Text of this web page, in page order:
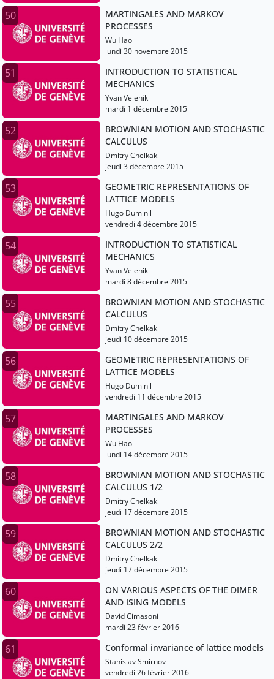
50
MARTINGALES AND MARKOV
PROCESSES
Wu Hao
lundi 30 novembre 2015
51
INTRODUCTION TO STATISTICAL
MECHANICS
Yvan Velenik
mardi 1 décembre 2015
52
BROWNIAN MOTION AND STOCHASTIC
CALCULUS
Dmitry Chelkak
jeudi 3 décembre 2015
53
GEOMETRIC REPRESENTATIONS OF
LATTICE MODELS
Hugo Duminil
vendredi 4 décembre 2015
54
INTRODUCTION TO STATISTICAL
MECHANICS
Yvan Velenik
mardi 8 décembre 2015
55
BROWNIAN MOTION AND STOCHASTIC
CALCULUS
Dmitry Chelkak
jeudi 10 décembre 2015
56
GEOMETRIC REPRESENTATIONS OF
LATTICE MODELS
Hugo Duminil
vendredi 11 décembre 2015
57
MARTINGALES AND MARKOV
PROCESSES
Wu Hao
lundi 14 décembre 2015
58
BROWNIAN MOTION AND STOCHASTIC
CALCULUS 1/2
Dmitry Chelkak
jeudi 17 décembre 2015
59
BROWNIAN MOTION AND STOCHASTIC
CALCULUS 2/2
Dmitry Chelkak
jeudi 17 décembre 2015
60
ON VARIOUS ASPECTS OF THE DIMER
AND ISING MODELS
David Cimasoni
mardi 23 février 2016
61 Conformal invariance of lattice models
Stanislav Smirnov
vendredi 26 février 2016